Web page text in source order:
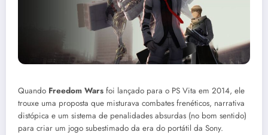
Quando Freedom Wars foi lançado para o PS Vita em 2014, ele
trouxe uma proposta que misturava combates frenéticos, narrativa
distópica e um sistema de penalidades absurdas (no bom sentido)
para criar um jogo subestimado da era do portátil da Sony.